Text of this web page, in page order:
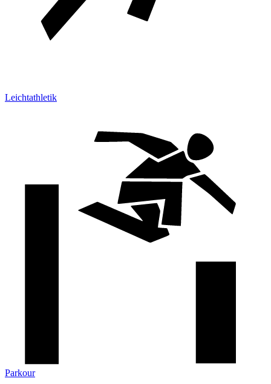
Leichtathletik
Parkour